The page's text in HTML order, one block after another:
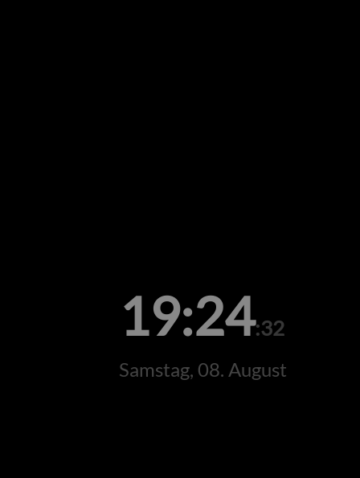
19:24:32
Samstag, 08. August